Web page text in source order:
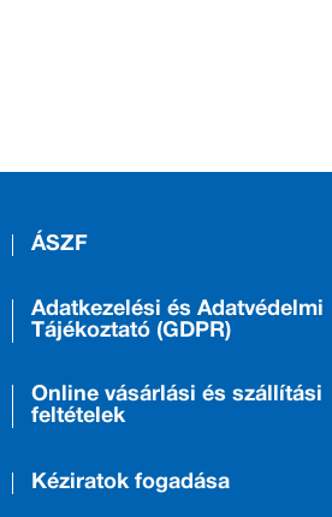
ÁSZF
Adatkezelési és Adatvédelmi
Tájékoztató (GDPR)
Online vásárlási és szállítási
feltételek
Kéziratok fogadása